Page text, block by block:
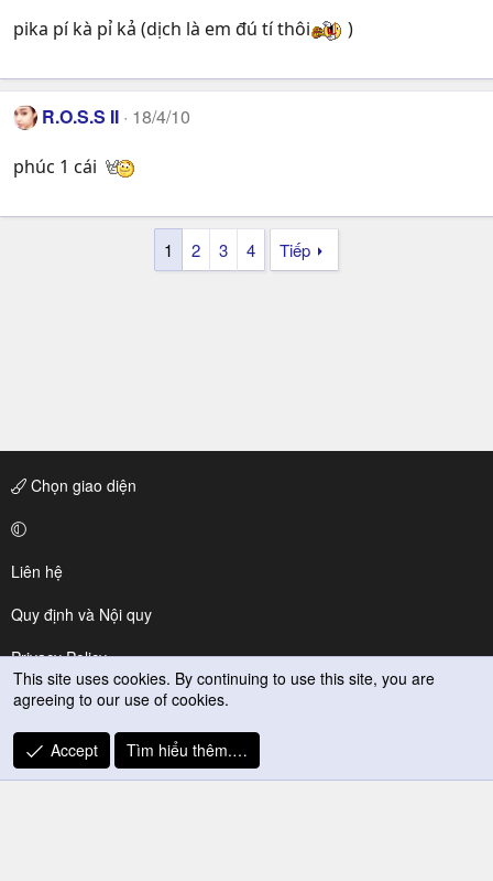
pika pí kà pỉ kả (dịch là em đú tí thôi
)
R.O.S.S II 18/4/10
phúc 1 cái
1 2 3 4 Tiếp
Chọn giao diện
Liên hệ
Quy định và Nội quy
Privacy Policy
Trợ giúp
R
S
This site uses cookies. By continuing to use this site, you are
agreeing to our use of cookies.
Accept Tìm hiểu thêm.…